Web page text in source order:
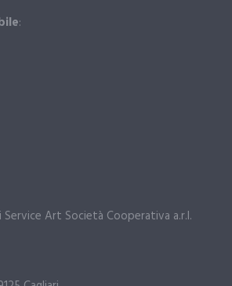
:
Art Società Cooperativa a.r.l.